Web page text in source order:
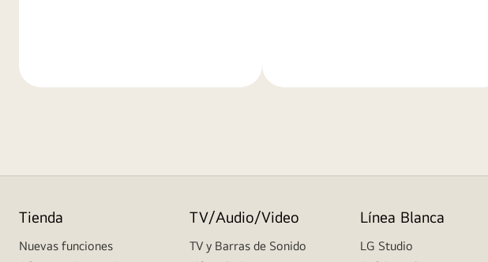
Tienda
Nuevas funciones
TV/Audio/Video
TV y Barras de Sonido
Línea Blanca
LG Studio